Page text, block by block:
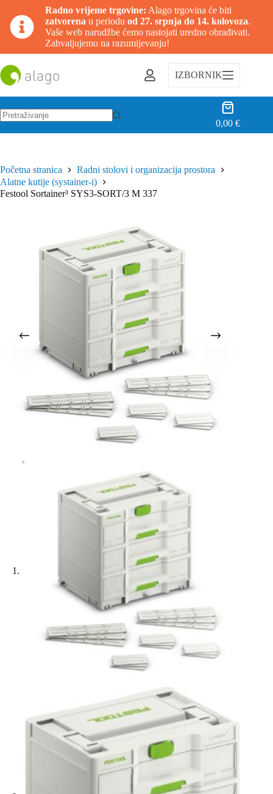
Radno vrijeme trgovine: Alago trgovina će biti
zatvorena u periodu od 27. srpnja do 14. kolovoza.
Vaše web narudžbe ćemo nastojati uredno obrađivati.
Zahvaljujemo na razumijevanju!
na
sadržaj
IZBORNIK
Košarica
0,00€
Početna stranica
Radni stolovi i organizacija prostora
Alatne kutije (systainer-i)
Festool Sortainer³ SYS3-SORT/3 M 337